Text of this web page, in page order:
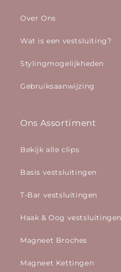
Over Ons
Wat is een vestsluiting?
Stylingmogelijkheden
Gebruiksaanwijzing
Ons Assortiment
Bekijk alle clips
Basis vestsluitingen
T-Bar vestsluitingen
Haak & Oog vestsluitingen
Magneet Broches
Magneet Kettingen